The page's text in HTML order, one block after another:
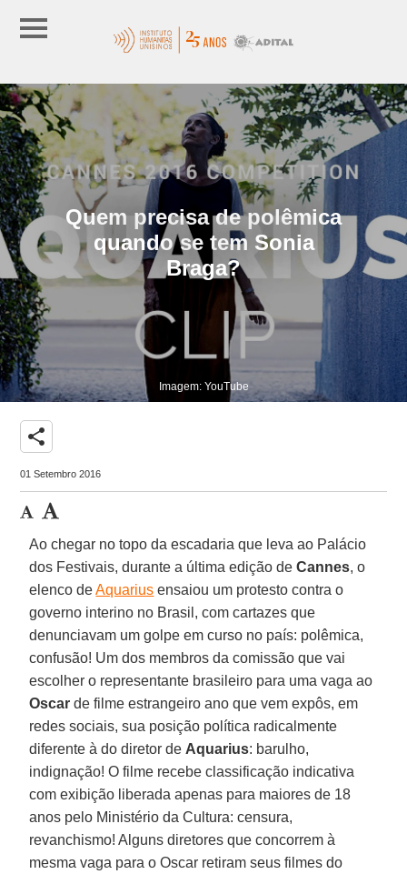
Quem precisa de polêmica
quando se tem Sonia
Braga?
Imagem: YouTube
share
01 Setembro 2016
Ao chegar no topo da escadaria que leva ao Palácio
dos Festivais, durante a última edição deCannes, o
elenco deAquarius ensaiou um protesto contra o
governo interino no Brasil, com cartazes que
denunciavam um golpe em curso no país: polêmica,
confusão! Um dos membros da comissão que vai
escolher o representante brasileiro para uma vaga ao
Oscar de filme estrangeiro ano que vem expôs, em
redes sociais, sua posição política radicalmente
diferente à do diretor de Aquarius: barulho,
indignação! O filme recebe classificação indicativa
com exibição liberada apenas para maiores de 18
anos pelo Ministério da Cultura: censura,
revanchismo! Alguns diretores que concorrem à
mesma vaga para o Oscar retiram seus filmes do